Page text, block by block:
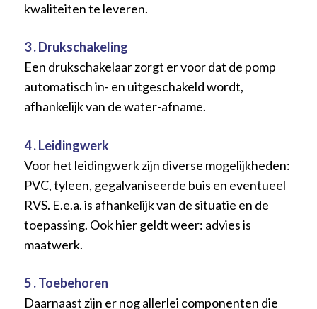
kwaliteiten te leveren.
3 . Drukschakeling
Een drukschakelaar zorgt er voor dat de pomp
automatisch in- en uitgeschakeld wordt,
afhankelijk van de water-afname.
4 . Leidingwerk
Voor het leidingwerk zijn diverse mogelijkheden:
PVC, tyleen, gegalvaniseerde buis en eventueel
RVS. E.e.a. is afhankelijk van de situatie en de
toepassing. Ook hier geldt weer: advies is
maatwerk.
5 . Toebehoren
Daarnaast zijn er nog allerlei componenten die